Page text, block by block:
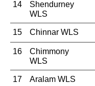
14
Shendurney
WLS
15 Chinnar WLS
16
Chimmony
WLS
17 Aralam WLS